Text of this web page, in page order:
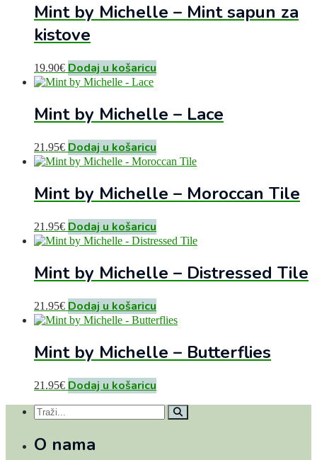
Mint by Michelle – Mint sapun za
kistove
19.90€ Dodaj u košaricu
Mint by Michelle – Lace
21.95€ Dodaj u košaricu
Mint by Michelle – Moroccan Tile
21.95€ Dodaj u košaricu
Mint by Michelle – Distressed Tile
21.95€ Dodaj u košaricu
Mint by Michelle – Butterflies
21.95€ Dodaj u košaricu
O nama